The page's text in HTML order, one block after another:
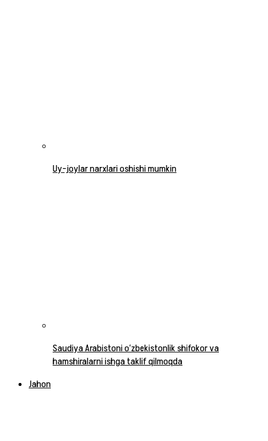
Uy-joylar narxlari oshishi mumkin
Saudiya Arabistoni o‘zbekistonlik shifokor va
hamshiralarni ishga taklif qilmoqda
Jahon